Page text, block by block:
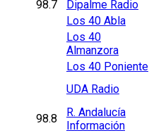
98.7
Dipalme Radio
Los 40 Abla
Los 40
Almanzora
Los 40 Poniente
UDA Radio
98.8
R. Andalucía
Información